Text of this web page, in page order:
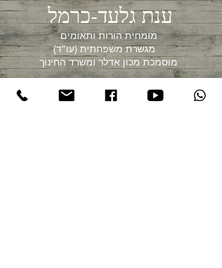
052-4002446
agcarmel@gmail.com
ענת גלעד-כרמל
מומחית הורות ותאומים
מגשרת משפחתית (עו"ד)
מוסמכת מכון אדלר ומשרד החינוך